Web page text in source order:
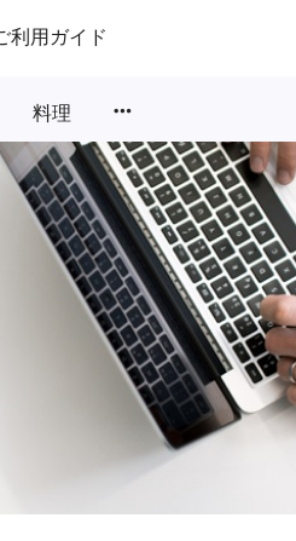
利用ガイド
料理 more_horiz